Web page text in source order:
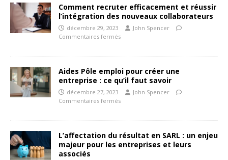
Comment recruter efficacement et réussir
l’intégration des nouveaux collaborateurs
décembre 29, 2023
John Spencer
Commentaires fermés
Aides Pôle emploi pour créer une
entreprise : ce qu’il faut savoir
décembre 27, 2023
John Spencer
Commentaires fermés
L’affectation du résultat en SARL : un enjeu
majeur pour les entreprises et leurs
associés